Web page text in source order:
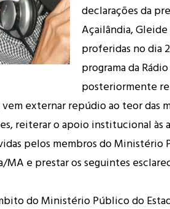
declarações da
Açailândia, Gleide
proferidas no dia
programa da
posteriormente
externar repúdio ao teor das
reiterar o apoio institucional às
pelos membros do Ministério
MA e prestar os seguintes
do Ministério Público do